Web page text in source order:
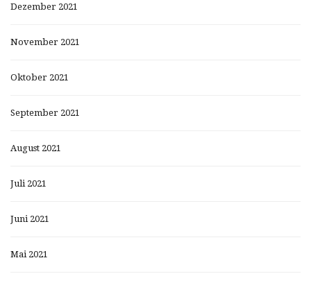
Dezember 2021
November 2021
Oktober 2021
September 2021
August 2021
Juli 2021
Juni 2021
Mai 2021